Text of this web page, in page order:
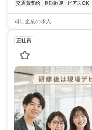
交通費支給
長期歓迎 ピアスOK
同じ企業の求人
正社員